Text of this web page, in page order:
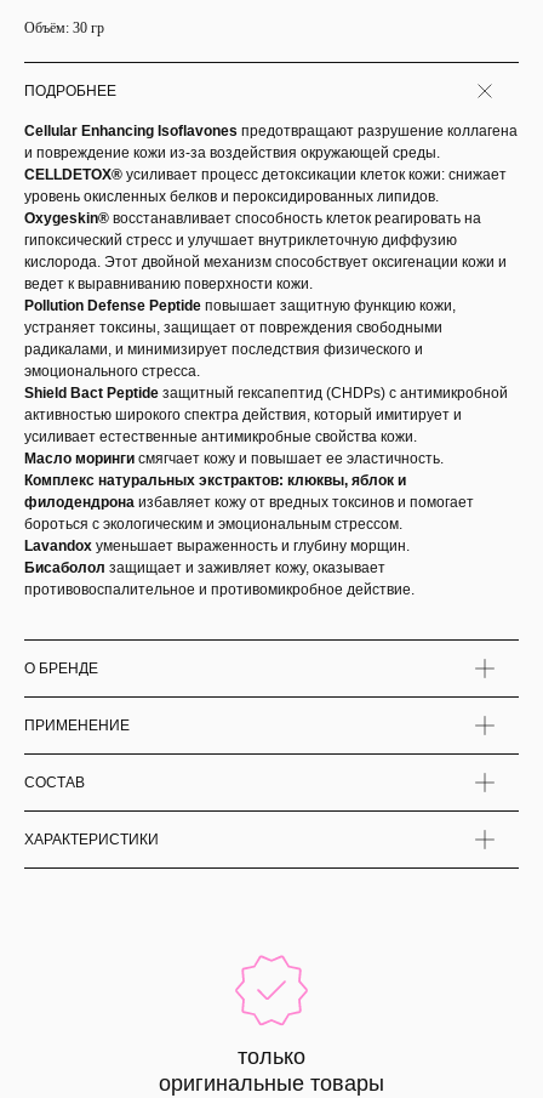
Объём: 30 гр
ПОДРОБНЕЕ
Cellular Enhancing Isoflavones предотвращают разрушение коллагена
и повреждение кожи из-за воздействия окружающей среды.
CELLDETOX® усиливает процесс детоксикации клеток кожи: снижает
уровень окисленных белков и пероксидированных липидов.
Oxygeskin® восстанавливает способность клеток реагировать на
гипоксический стресс и улучшает внутриклеточную диффузию
кислорода. Этот двойной механизм способствует оксигенации кожи и
ведет к выравниванию поверхности кожи.
Pollution Defense Peptide повышает защитную функцию кожи,
устраняет токсины, защищает от повреждения свободными
радикалами, и минимизирует последствия физического и
эмоционального стресса.
Shield Bact Peptide защитный гексапептид (CHDPs) с антимикробной
активностью широкого спектра действия, который имитирует и
усиливает естественные антимикробные свойства кожи.
Масло моринги смягчает кожу и повышает ее эластичность.
Комплекс натуральных экстрактов: клюквы, яблок и
филодендрона избавляет кожу от вредных токсинов и помогает
бороться с экологическим и эмоциональным стрессом.
Lavandox уменьшает выраженность и глубину морщин.
Бисаболол защищает и заживляет кожу, оказывает
противовоспалительное и противомикробное действие.
О БРЕНДЕ
ПРИМЕНЕНИЕ
СОСТАВ
ХАРАКТЕРИСТИКИ
только
оригинальные товары